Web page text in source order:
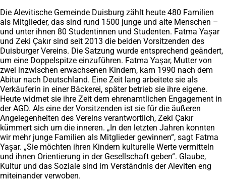
Die Alevitische Gemeinde Duisburg zählt heute 480 Familien
als Mitglieder, das sind rund 1500 junge und alte Menschen –
und unter ihnen 80 Studentinnen und Studenten. Fatma Yaşar
und Zeki Çakır sind seit 2013 die beiden Vorsitzenden des
Duisburger Vereins. Die Satzung wurde entsprechend geändert,
um eine Doppelspitze einzuführen. Fatma Yaşar, Mutter von
zwei inzwischen erwachsenen Kindern, kam 1990 nach dem
Abitur nach Deutschland. Eine Zeit lang arbeitete sie als
Verkäuferin in einer Bäckerei, später betrieb sie ihre eigene.
Heute widmet sie ihre Zeit dem ehrenamtlichen Engagement in
der AGD. Als eine der Vorsitzenden ist sie für die äußeren
Angelegenheiten des Vereins verantwortlich, Zeki Çakır
kümmert sich um die inneren. „In den letzten Jahren konnten
wir mehr junge Familien als Mitglieder gewinnen“, sagt Fatma
Yaşar. „Sie möchten ihren Kindern kulturelle Werte vermitteln
und ihnen Orientierung in der Gesellschaft geben“. Glaube,
Kultur und das Soziale sind im Verständnis der Aleviten eng
miteinander verwoben.